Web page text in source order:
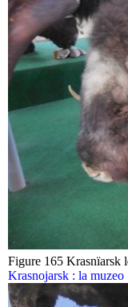
Figure 165 Krasnïarsk
Krasnojarsk : la muzeo